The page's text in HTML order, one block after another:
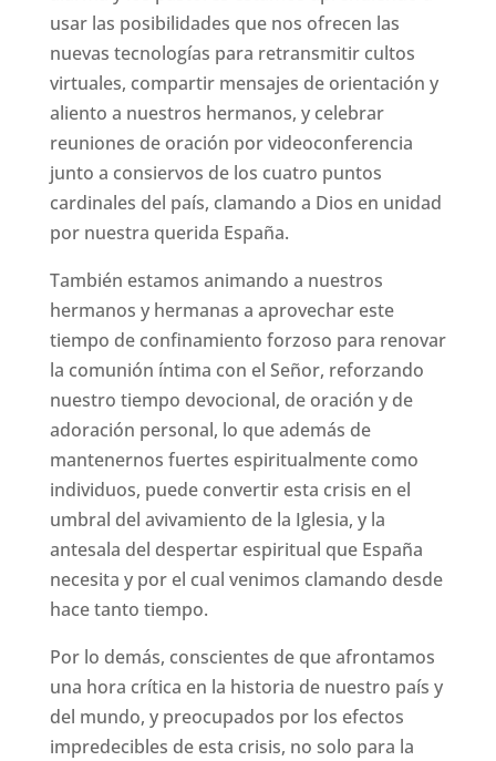
usar las posibilidades que nos ofrecen las
nuevas tecnologías para retransmitir cultos
virtuales, compartir mensajes de orientación y
aliento a nuestros hermanos, y celebrar
reuniones de oración por videoconferencia
junto a consiervos de los cuatro puntos
cardinales del país, clamando a Dios en unidad
por nuestra querida España.
También estamos animando a nuestros
hermanos y hermanas a aprovechar este
tiempo de confinamiento forzoso para renovar
la comunión íntima con el Señor, reforzando
nuestro tiempo devocional, de oración y de
adoración personal, lo que además de
mantenernos fuertes espiritualmente como
individuos, puede convertir esta crisis en el
umbral del avivamiento de la Iglesia, y la
antesala del despertar espiritual que España
necesita y por el cual venimos clamando desde
hace tanto tiempo.
Por lo demás, conscientes de que afrontamos
una hora crítica en la historia de nuestro país y
del mundo, y preocupados por los efectos
impredecibles de esta crisis, no solo para la